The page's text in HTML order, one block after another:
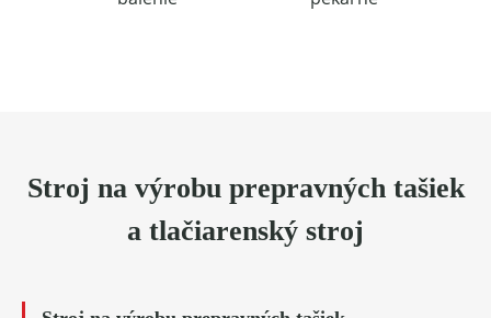
Stroj na výrobu prepravných tašiek
a tlačiarenský stroj